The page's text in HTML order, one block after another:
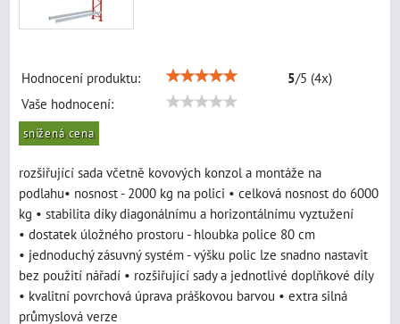
Hodnocení produktu: 5/5 (4x)
Vaše hodnocení:
snížená cena
rozšiřující sada včetně kovových konzol a montáže na
podlahu• nosnost - 2000 kg na polici • celková nosnost do 6000
kg • stabilita díky diagonálnímu a horizontálnímu vyztužení
• dostatek úložného prostoru - hloubka police 80 cm
• jednoduchý zásuvný systém - výšku polic lze snadno nastavit
bez použití nářadí • rozšiřující sady a jednotlivé doplňkové díly
• kvalitní povrchová úprava práškovou barvou • extra silná
průmyslová verze